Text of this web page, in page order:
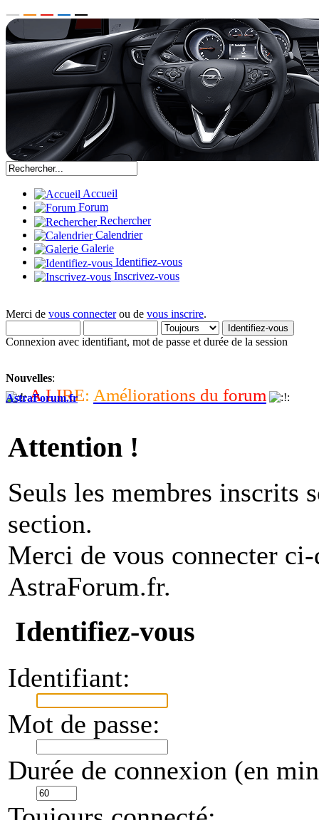
Accueil
Forum
Rechercher
Calendrier
Galerie
Identifiez-vous
Inscrivez-vous
Merci de vous connecterou de vous inscrire.
Connexion avec identifiant, mot de passe et durée de la session
Nouvelles:
A LIRE: Améliorations du forum
AstraForum.fr
Attention !
Seuls les membres inscrits
section.
Merci de vous connecter
AstraForum.fr.
Identifiez-vous
Identifiant:
Mot de passe:
Durée de connexion (en